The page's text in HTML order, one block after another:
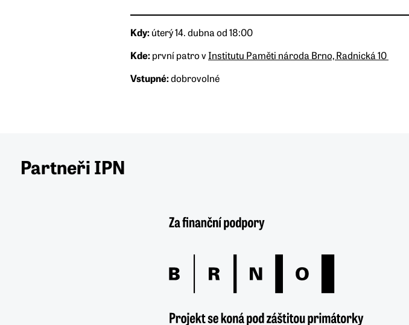
Kdy:úterý 14. dubna od 18:00
Kde:první patro vInstitutu Paměti národa Brno, Radnická 10
Vstupné:dobrovolné
Partneři IPN